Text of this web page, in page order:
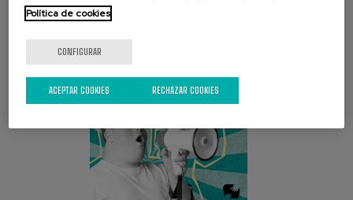
Política de cookies
CONFIGURAR
RECHAZAR COOKIES
ACEPTAR COOKIES